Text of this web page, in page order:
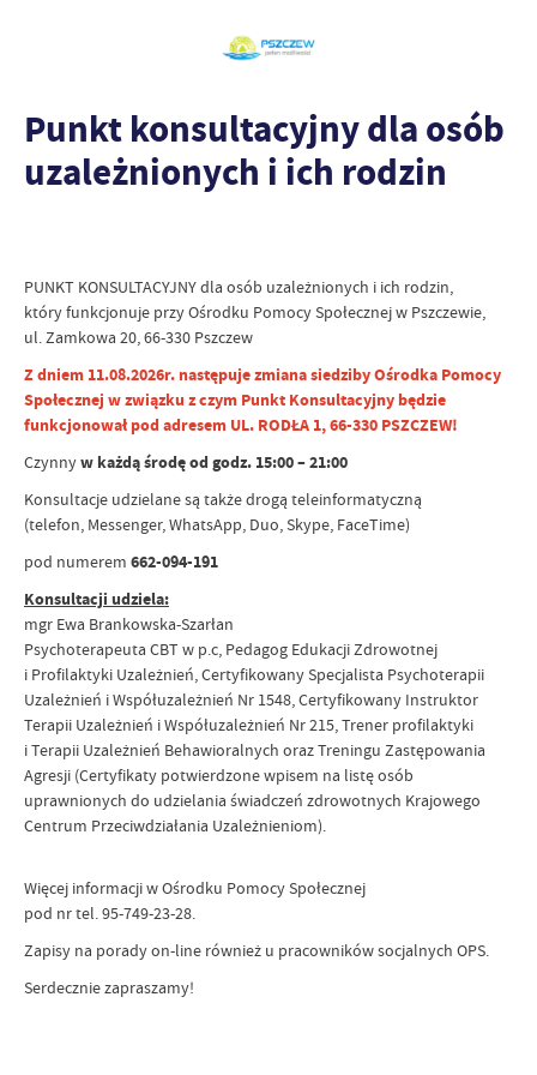
Punkt konsultacyjny dla osób
uzależnionych i ich rodzin
PUNKT KONSULTACYJNY dla osób uzależnionych i ich rodzin,
który funkcjonuje przy Ośrodku Pomocy Społecznej w Pszczewie,
ul. Zamkowa 20, 66-330 Pszczew
Z dniem 11.08.2026r. następuje zmiana siedziby Ośrodka Pomocy
Społecznej w związku z czym Punkt Konsultacyjny będzie
funkcjonował pod adresem UL. RODŁA 1, 66-330 PSZCZEW!
Czynnyw każdą środę od godz. 15:00 – 21:00
Konsultacje udzielane są także drogą teleinformatyczną
(telefon, Messenger, WhatsApp, Duo, Skype, FaceTime)
pod numerem 662-094-191
Konsultacji udziela:
mgr Ewa Brankowska-Szarłan
Psychoterapeuta CBT w p.c, Pedagog Edukacji Zdrowotnej
i Profilaktyki Uzależnień, Certyfikowany Specjalista Psychoterapii
Uzależnień i Współuzależnień Nr 1548, Certyfikowany Instruktor
Terapii Uzależnień i Współuzależnień Nr 215, Trener profilaktyki
i Terapii Uzależnień Behawioralnych oraz Treningu Zastępowania
Agresji (Certyfikaty potwierdzone wpisem na listę osób
uprawnionych do udzielania świadczeń zdrowotnych Krajowego
Centrum Przeciwdziałania Uzależnieniom).
Więcej informacji w Ośrodku Pomocy Społecznej
pod nr tel. 95-749-23-28.
Zapisy na porady on-line również u pracowników socjalnych OPS.
Serdecznie zapraszamy!